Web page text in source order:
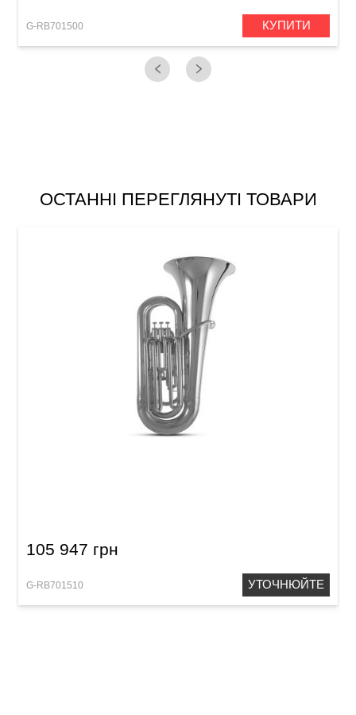
G-RB701500 КУПИТИ
ОСТАННІ ПЕРЕГЛЯНУТІ ТОВАРИ
105 947 грн
G-RB701510 УТОЧНЮЙТЕ